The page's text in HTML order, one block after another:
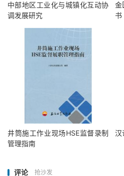
中部地区工业化与城镇化互动协
调发展研究
金
书
井筒施工作业现场HSE监督录制
管理指南
汉
评论 抢沙发